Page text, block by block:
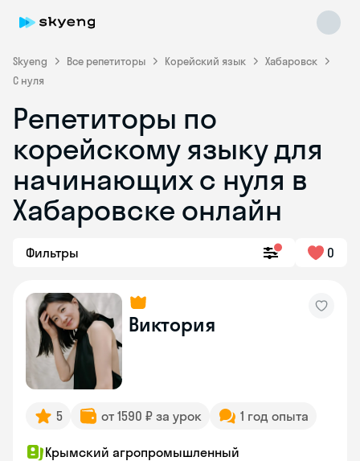
Skyeng Все репетиторы Корейский язык
Хабаровск
С нуля
Репетиторы по
корейскому языку для
начинающих с нуля в
Хабаровске онлайн
Фильтры 0
Виктория
5 от 1590 ₽ за урок 1 год опыта
Крымский агропромышленный
Skyeng Chat
online